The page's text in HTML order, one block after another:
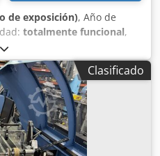
de exposición), Año de
totalmente funcional,
sobres Año: 2006 Máquina
estado. La máquina nunca
Fabricante: Buhrs
de sobres Credpfx Asy
de demostración Máquina
para inspección. Si
información adicional, no
Clasificado